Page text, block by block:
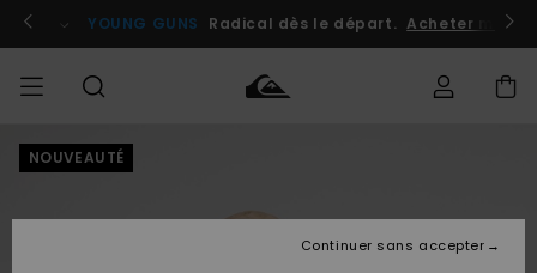
l'information
le
Se connecter / s'inscrire
YOUNG GUNS Radical dès le départ. Acheter
HOMME
Homme
Homme
NOUVEAUTÉ
Continuer sans accepter